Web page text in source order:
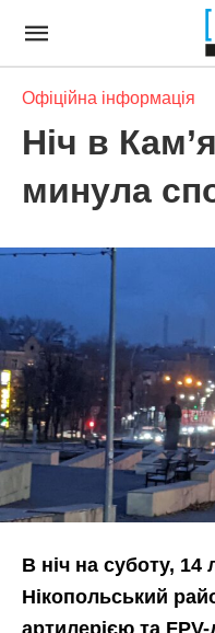
Офіційна інформація
Ніч в
минула
В ніч на суботу, 14
Нікопольський
артилерією та